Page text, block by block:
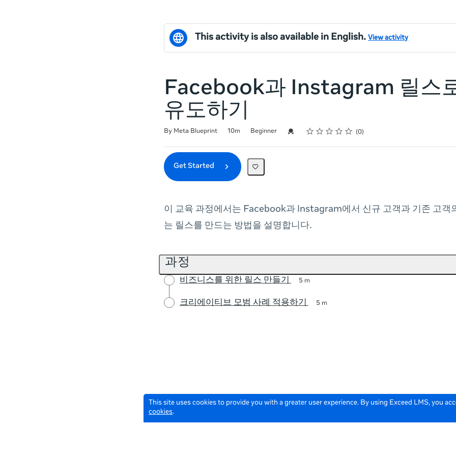
This site uses cookies to provide you with a greater user experience. By using Exceed LMS, you
cookies.
This activity is also available in English. View activity
Facebook과 Instagram 릴스
유도하기
By Meta Blueprint 10m Beginner Credential For Completion
Rating
1 star
2 stars
3 stars
4 stars
5 stars 0
Get Started
이 교육 과정에서는 Facebook과 Instagram에서 신규 고객과 기존 고객
는 릴스를 만드는 방법을 설명합니다.
과정
비즈니스를 위한 릴스 만들기 5 m
크리에이티브 모범 사례 적용하기 5 m